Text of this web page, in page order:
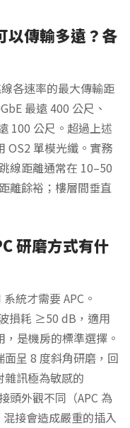
以傳輸多遠？各
各速率的最大傳輸距
最遠 400 公尺、
100 公尺。超過上述
OS2 單模光纖。實務
線距離通常在 10–50
離餘裕；樓層間垂直
研磨方式有什
統才需要 APC。
損耗 ≥50 dB，適用
是機房的標準選擇。
呈 8 度斜角研磨，回
訊極為敏感的
頭外觀不同（APC 為
接會造成嚴重的插入